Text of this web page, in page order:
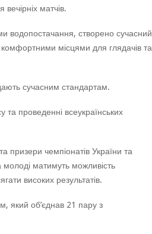
матчів.
водопостачання, створено сучасний
місцями для глядачів та
сучасним стандартам.
та проведенні всеукраїнських
призери чемпіонатів України та
матимуть можливість
високих результатів.
який об’єднав 21 пару з